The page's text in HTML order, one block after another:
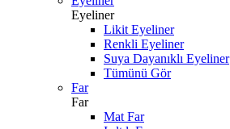
Eyeliner
Likit Eyeliner
Renkli Eyeliner
Suya Dayanıklı Eyeliner
Tümünü Gör
Far
Far
Mat Far